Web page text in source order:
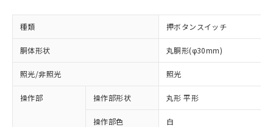
種類 押ボタンスイッチ
胴体形状 丸胴形(φ30mm)
照光/非照光 照光
操作部 操作部形状 丸形 平形
操作部色 白